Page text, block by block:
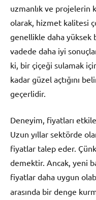
uzmanlık ve projelerin
olarak, hizmet kalitesi
genellikle daha yüksek
vadede daha iyi
ki, bir çiçeği sulamak
kadar güzel açtığını
geçerlidir.
Deneyim, fiyatları
Uzun yıllar sektörde
fiyatlar talep eder.
demektir. Ancak, yeni
fiyatlar daha uygun
arasında bir denge